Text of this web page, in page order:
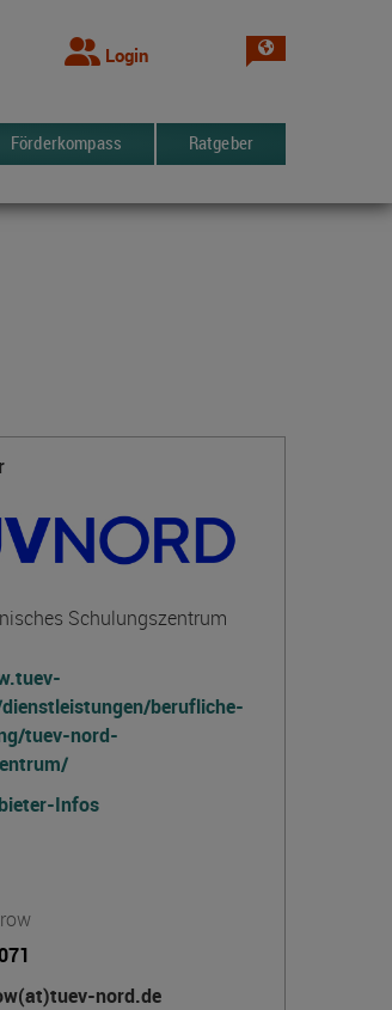
Login Sprache
Förderkompass Ratgeber
Schulungszentrum
berufliche-
tuev-nord-
Infos
nord.de